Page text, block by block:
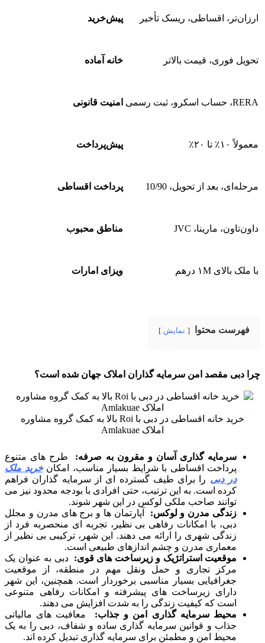
ارزان‌تر، اقساطی، ریسک تأخیر پیش‌خرید
تحویل فوری، قیمت بالاتر خانه آماده
RERA، حساب اسکرو، ثبت رسمی امنیت قانونی
معمولاً ۱۰٪ تا ۲۰٪ پیش‌پرداخت
مرحله‌ای، بعد از تحویل، 10/90 پرداخت اقساطی
داون‌تاون، مارینا، JVC مناطق محبوب
با ملک بالای ۱M درهم ویزای امارات
فهرست محتوا نمایش
چرا دبی مقصد امن سرمایه گذاران املاک جهان شده است؟
خرید خانه اقساطی در دبی با Roi بالا به کمک گروه مشاوره
املاک Amlakuae
سرمایه گذاری آسان و مقرون به صرفه:
طرح های متنوع
پرداخت اقساطی با شرایط بسیار مناسب، امکانخرید ملک
در دبی را برای طیف گسترده ای از سرمایه گذاران فراهم
کرده است. به این ترتیب، حتی افرادی با بودجه محدود نیز می
توانند صاحب ملکی لوکس در این شهر شوند.
زندگی مدرن و لوکس:
آپارتمان ها و برج های مدرن و مجلل
دبی، با امکانات رفاهی بی نظیر، تجربه ای منحصربه فرد از
زندگی شهری را ارائه می دهند. این شهر، ترکیبی بی نظیر از
معماری مدرن و چشم اندازهای طبیعی است.
موقعیت استراتژیک و زیرساخت های قوی: دبی به عنوان یک
مرکز تجاری و حمل ونقل مهم در منطقه، از موقعیت
جغرافیایی بسیار مناسبی برخوردار است. همچنین، این شهر
دارای زیرساخت های پیشرفته و امکانات رفاهی متنوعی
است که کیفیت زندگی را به شدت افزایش می دهند.
محیط سرمایه گذاری امن و جذاب:
معافیت های مالیاتی
جذاب و قوانین سرمایه گذاری ساده و شفاف، دبی را به یک
محیط امن و مطمئن برای سرمایه گذاری تبدیل کرده اند.